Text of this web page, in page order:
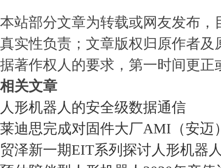
本站部分文章为转载或网友发布
真实性负责；文章版权归原作者
据著作权人的要求，第一时间更正
相关文章
人形机器人的安全级数据通信
莱迪思完成对固件大厂AMI（安迈
贸泽新一期EIT系列探讨人形机器